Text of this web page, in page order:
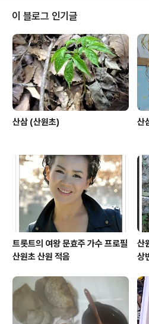
다 내일은 해가 뜬다 내 미래를 말하지 마라 웃으
다 언젠가는 맘 먹은대로 달려갈 때가 있을거다
이 그런거라고 울다가도 웃는 가라고 돌고 돌고
비바람이 불어와도 내일은 해가 뜬다 내일은 해
사 출처 : Daum뮤직
이 블로그 인기글
산삼 (산원초) 산
트롯트의 여왕 문효주 가수 프로필
산원초 산원 적음
산
상